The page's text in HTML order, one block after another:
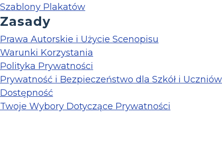
Szablony Plakatów
Zasady
Prawa Autorskie i Użycie Scenopisu
Warunki Korzystania
Polityka Prywatności
Prywatność i Bezpieczeństwo dla Szkół i Uczniów
Dostępność
Twoje Wybory Dotyczące Prywatności